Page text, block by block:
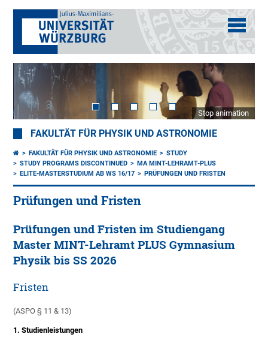
Stop animation
FAKULTÄT FÜR PHYSIK UND ASTRONOMIE
FAKULTÄT FÜR PHYSIK UND ASTRONOMIE
STUDY
STUDY PROGRAMS DISCONTINUED
MA MINT-LEHRAMT-PLUS
ELITE-MASTERSTUDIUM AB WS 16/17
PRÜFUNGEN UND FRISTEN
Prüfungen und Fristen
Prüfungen und Fristen im Studiengang
Master MINT-Lehramt PLUS Gymnasium
Physik bis SS 2026
Fristen
(ASPO § 11 & 13)
1. Studienleistungen